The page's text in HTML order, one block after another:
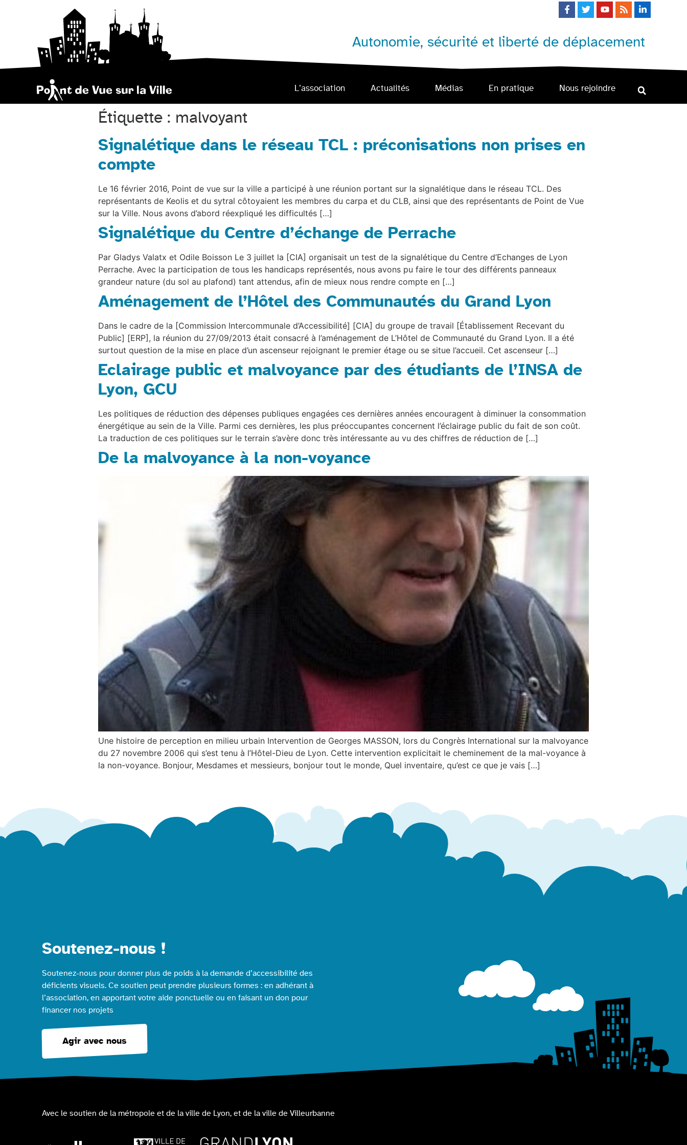
Autonomie, sécurité et liberté de déplacement
L’association Actualités Médias En pratique Nous rejoindre
Étiquette : malvoyant
Signalétique dans le réseau TCL : préconisations non prises en
compte
Le 16 février 2016, Point de vue sur la ville a participé à une réunion portant sur la signalétique dans le réseau TCL. Des
représentants de Keolis et du sytral côtoyaient les membres du carpa et du CLB, ainsi que des représentants de Point de Vue
sur la Ville. Nous avons d’abord réexpliqué les difficultés […]
Signalétique du Centre d’échange de Perrache
Par Gladys Valatx et Odile Boisson Le 3 juillet la [CIA] organisait un test de la signalétique du Centre d’Echanges de Lyon
Perrache. Avec la participation de tous les handicaps représentés, nous avons pu faire le tour des différents panneaux
grandeur nature (du sol au plafond) tant attendus, afin de mieux nous rendre compte en […]
Aménagement de l’Hôtel des Communautés du Grand Lyon
Dans le cadre de la [Commission Intercommunale d’Accessibilité] [CIA] du groupe de travail [Établissement Recevant du
Public] [ERP], la réunion du 27/09/2013 était consacré à l’aménagement de L’Hôtel de Communauté du Grand Lyon. Il a été
surtout question de la mise en place d’un ascenseur rejoignant le premier étage ou se situe l’accueil. Cet ascenseur […]
Eclairage public et malvoyance par des étudiants de l’INSA de
Lyon, GCU
Les politiques de réduction des dépenses publiques engagées ces dernières années encouragent à diminuer la consommation
énergétique au sein de la Ville. Parmi ces dernières, les plus préoccupantes concernent l’éclairage public du fait de son coût.
La traduction de ces politiques sur le terrain s’avère donc très intéressante au vu des chiffres de réduction de […]
De la malvoyance à la non-voyance
Une histoire de perception en milieu urbain Intervention de Georges MASSON, lors du Congrès International sur la malvoyance
du 27 novembre 2006 qui s’est tenu à l’Hôtel-Dieu de Lyon. Cette intervention explicitait le cheminement de la mal-voyance à
la non-voyance. Bonjour, Mesdames et messieurs, bonjour tout le monde, Quel inventaire, qu’est ce que je vais […]
Soutenez-nous !
Soutenez-nous pour donner plus de poids à la demande d’accessibilité des
déficients visuels. Ce soutien peut prendre plusieurs formes : en adhérant à
l’association, en apportant votre aide ponctuelle ou en faisant un don pour
financer nos projets
Agir avec nous
Avec le soutien de la métropole et de la ville de Lyon, et de la ville de Villeurbanne